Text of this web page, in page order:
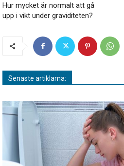
Hur mycket är normalt att gå
upp i vikt under graviditeten?
Senaste artiklarna: